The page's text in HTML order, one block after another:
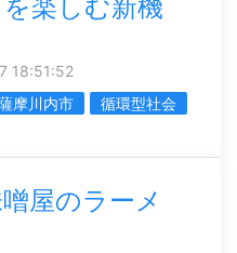
楽しむ新機
18:51:52
摩川内市
循環型社会
屋のラーメ